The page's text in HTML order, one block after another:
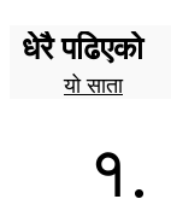
धेरै पढिएको
यो साता
१.